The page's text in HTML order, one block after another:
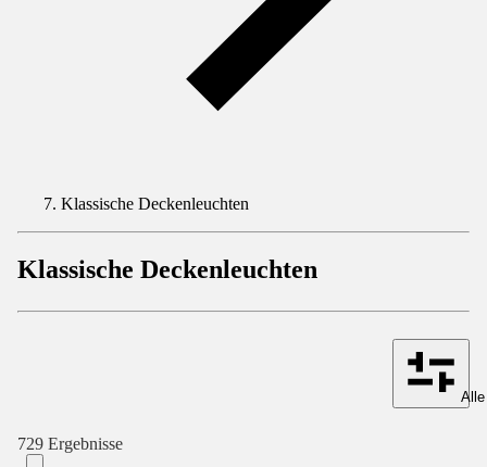
Klassische Deckenleuchten
Klassische Deckenleuchten
729 Ergebnisse